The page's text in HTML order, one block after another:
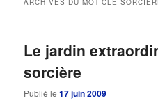
ARCHIVES DU MOT-CLÉ
Le jardin
sorcière
Publié le17 juin 2009